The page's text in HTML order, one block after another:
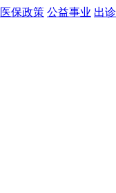
医保政策 公益事业 出